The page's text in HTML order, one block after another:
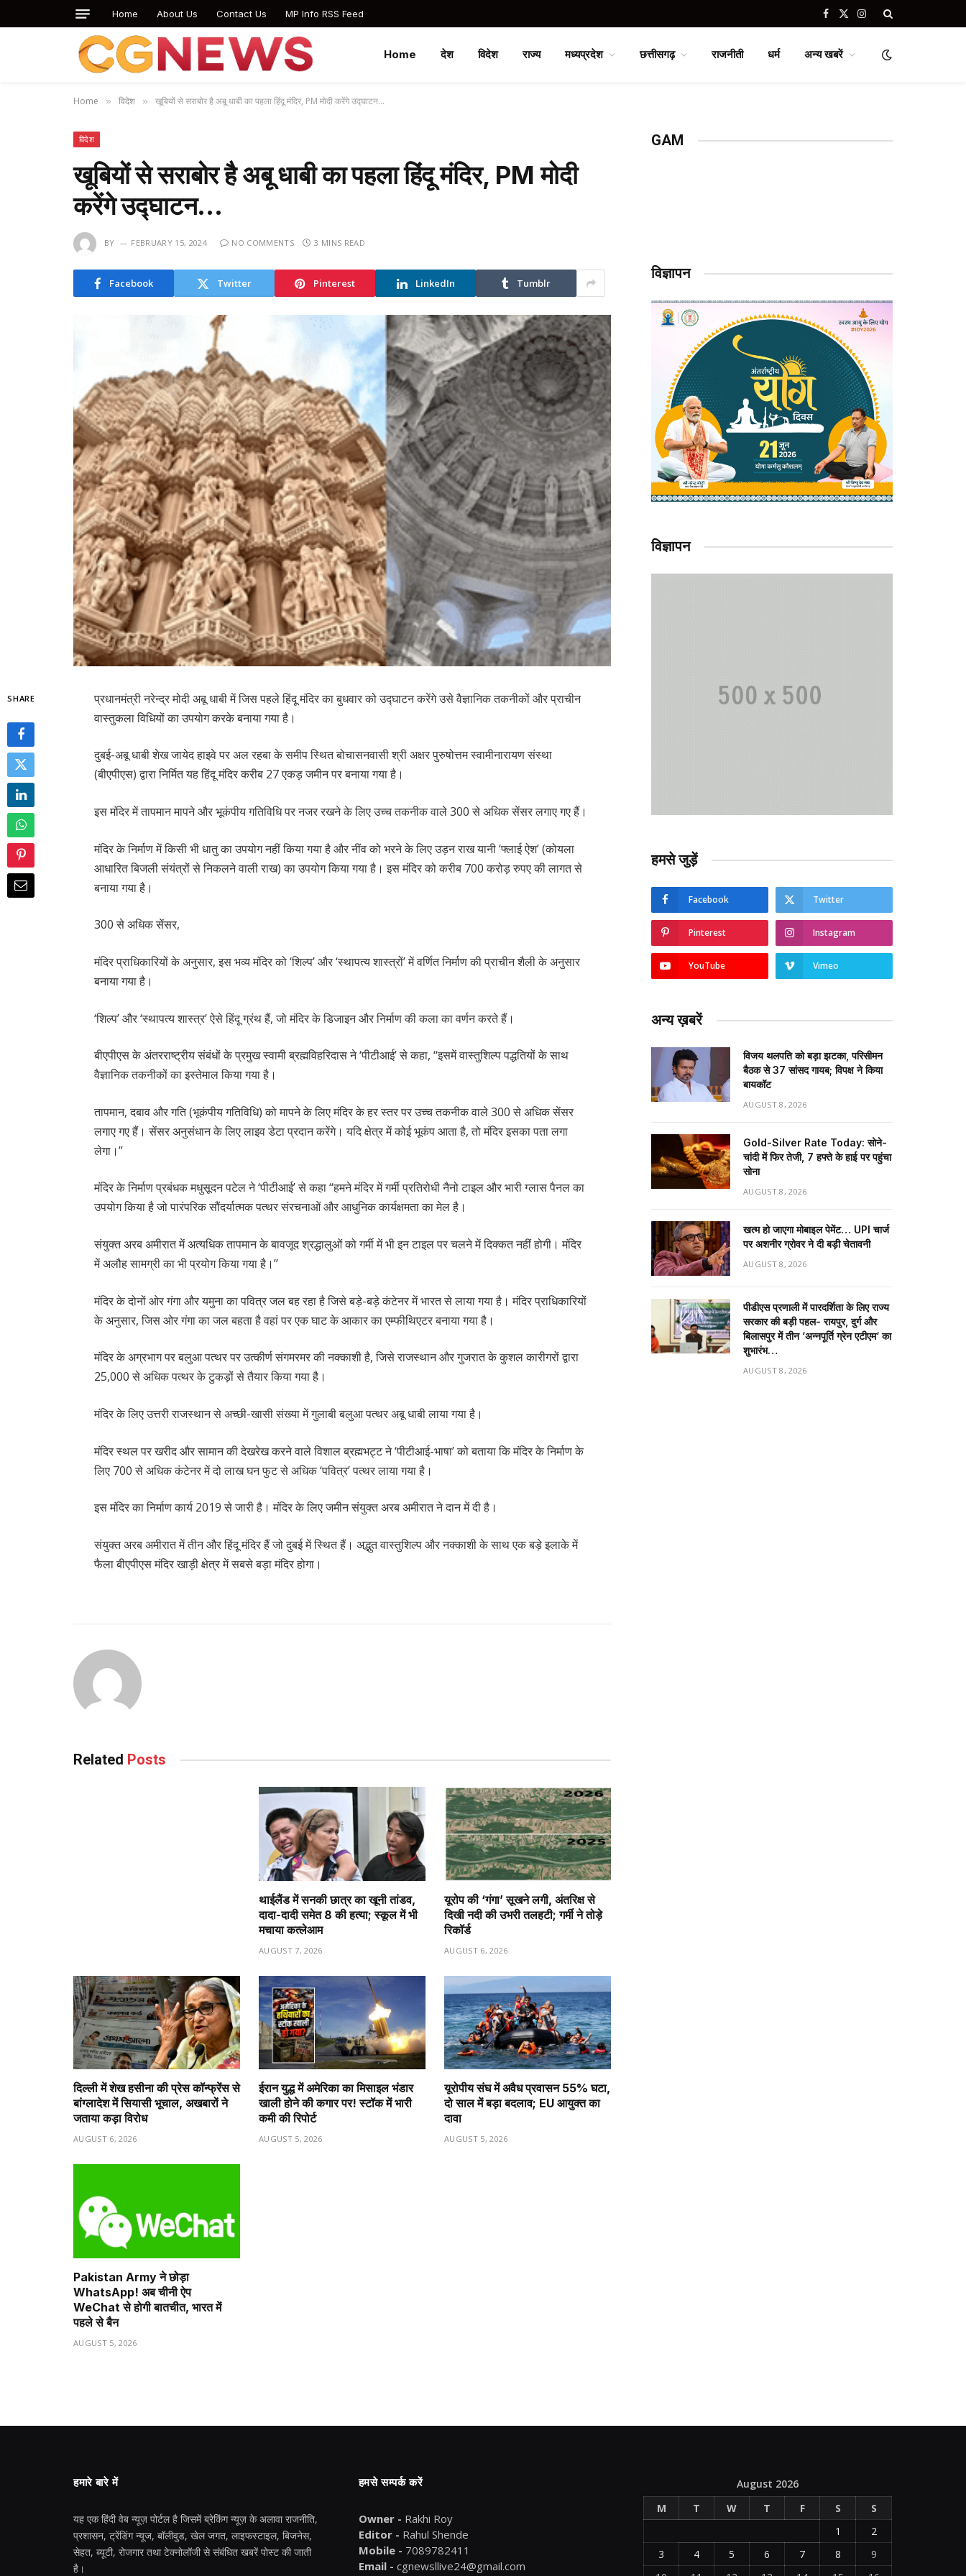
Home About Us Contact Us MP Info RSS Feed Facebook
X
Instagram
Home देश विदेश राज्य मध्यप्रदेश छत्तीसगढ़ राजनीती धर्म अन्य खबरें
Home » विदेश » खूबियों से सराबोर है अबू धाबी का पहला हिंदू मंदिर, PM मोदी करेंगे उद्घाटन…
विदेश
खूबियों से सराबोर है अबू धाबी का पहला हिंदू मंदिर, PM मोदी
करेंगे उद्घाटन…
BY FEBRUARY 15, 2024 NO COMMENTS 3 MINS READ
Facebook Twitter Pinterest LinkedIn Tumblr
SHARE
प्रधानमंत्री नरेन्द्र मोदी अबू धाबी में जिस पहले हिंदू मंदिर का बुधवार को उद्घाटन करेंगे उसे वैज्ञानिक तकनीकों और प्राचीन
वास्तुकला विधियों का उपयोग करके बनाया गया है।
दुबई-अबू धाबी शेख जायेद हाइवे पर अल रहबा के समीप स्थित बोचासनवासी श्री अक्षर पुरुषोत्तम स्वामीनारायण संस्था
(बीएपीएस) द्वारा निर्मित यह हिंदू मंदिर करीब 27 एकड़ जमीन पर बनाया गया है।
इस मंदिर में तापमान मापने और भूकंपीय गतिविधि पर नजर रखने के लिए उच्च तकनीक वाले 300 से अधिक सेंसर लगाए गए हैं।
मंदिर के निर्माण में किसी भी धातु का उपयोग नहीं किया गया है और नींव को भरने के लिए उड़न राख यानी ‘फ्लाई ऐश’ (कोयला
आधारित बिजली संयंत्रों से निकलने वाली राख) का उपयोग किया गया है। इस मंदिर को करीब 700 करोड़ रुपए की लागत से
बनाया गया है।
300 से अधिक सेंसर,
मंदिर प्राधिकारियों के अनुसार, इस भव्य मंदिर को ‘शिल्प’ और ‘स्थापत्य शास्त्रों’ में वर्णित निर्माण की प्राचीन शैली के अनुसार
बनाया गया है।
‘शिल्प’ और ‘स्थापत्य शास्त्र’ ऐसे हिंदू ग्रंथ हैं, जो मंदिर के डिजाइन और निर्माण की कला का वर्णन करते हैं।
बीएपीएस के अंतरराष्ट्रीय संबंधों के प्रमुख स्वामी ब्रह्मविहरिदास ने ‘पीटीआई’ से कहा, ‘‘इसमें वास्तुशिल्प पद्धतियों के साथ
वैज्ञानिक तकनीकों का इस्तेमाल किया गया है।
तापमान, दबाव और गति (भूकंपीय गतिविधि) को मापने के लिए मंदिर के हर स्तर पर उच्च तकनीक वाले 300 से अधिक सेंसर
लगाए गए हैं। सेंसर अनुसंधान के लिए लाइव डेटा प्रदान करेंगे। यदि क्षेत्र में कोई भूकंप आता है, तो मंदिर इसका पता लगा
लेगा।’’
मंदिर के निर्माण प्रबंधक मधुसूदन पटेल ने ‘पीटीआई’ से कहा ‘‘हमने मंदिर में गर्मी प्रतिरोधी नैनो टाइल और भारी ग्लास पैनल का
उपयोग किया है जो पारंपरिक सौंदर्यात्मक पत्थर संरचनाओं और आधुनिक कार्यक्षमता का मेल है।
संयुक्त अरब अमीरात में अत्यधिक तापमान के बावजूद श्रद्धालुओं को गर्मी में भी इन टाइल पर चलने में दिक्कत नहीं होगी। मंदिर
में अलौह सामग्री का भी प्रयोग किया गया है।’’
मंदिर के दोनों ओर गंगा और यमुना का पवित्र जल बह रहा है जिसे बड़े-बड़े कंटेनर में भारत से लाया गया है। मंदिर प्राधिकारियों
के अनुसार, जिस ओर गंगा का जल बहता है वहां पर एक घाट के आकार का एम्फीथिएटर बनाया गया है।
मंदिर के अग्रभाग पर बलुआ पत्थर पर उत्कीर्ण संगमरमर की नक्काशी है, जिसे राजस्थान और गुजरात के कुशल कारीगरों द्वारा
25,000 से अधिक पत्थर के टुकड़ों से तैयार किया गया है।
मंदिर के लिए उत्तरी राजस्थान से अच्छी-खासी संख्या में गुलाबी बलुआ पत्थर अबू धाबी लाया गया है।
मंदिर स्थल पर खरीद और सामान की देखरेख करने वाले विशाल ब्रह्मभट्ट ने ‘पीटीआई-भाषा’ को बताया कि मंदिर के निर्माण के
लिए 700 से अधिक कंटेनर में दो लाख घन फुट से अधिक ‘पवित्र’ पत्थर लाया गया है।
इस मंदिर का निर्माण कार्य 2019 से जारी है। मंदिर के लिए जमीन संयुक्त अरब अमीरात ने दान में दी है।
संयुक्त अरब अमीरात में तीन और हिंदू मंदिर हैं जो दुबई में स्थित हैं। अद्भुत वास्तुशिल्प और नक्काशी के साथ एक बड़े इलाके में
फैला बीएपीएस मंदिर खाड़ी क्षेत्र में सबसे बड़ा मंदिर होगा।
Related Posts
थाईलैंड में सनकी छात्र का खूनी तांडव,
दादा-दादी समेत 8 की हत्या; स्कूल में भी
मचाया कत्लेआम
AUGUST 7, 2026
यूरोप की ‘गंगा’ सूखने लगी, अंतरिक्ष से
दिखी नदी की उभरी तलहटी; गर्मी ने तोड़े
रिकॉर्ड
AUGUST 6, 2026
दिल्ली में शेख हसीना की प्रेस कॉन्फ्रेंस से
बांग्लादेश में सियासी भूचाल, अखबारों ने
जताया कड़ा विरोध
AUGUST 6, 2026
ईरान युद्ध में अमेरिका का मिसाइल भंडार
खाली होने की कगार पर! स्टॉक में भारी
कमी की रिपोर्ट
AUGUST 5, 2026
यूरोपीय संघ में अवैध प्रवासन 55% घटा,
दो साल में बड़ा बदलाव; EU आयुक्त का
दावा
AUGUST 5, 2026
Pakistan Army ने छोड़ा
WhatsApp! अब चीनी ऐप
WeChat से होगी बातचीत, भारत में
पहले से बैन
AUGUST 5, 2026
GAM
विज्ञापन
विज्ञापन
हमसे जुड़ें
Facebook Twitter
Pinterest Instagram
YouTube Vimeo
अन्य ख़बरें
विजय थलपति को बड़ा झटका, परिसीमन
बैठक से 37 सांसद गायब; विपक्ष ने किया
बायकॉट
AUGUST 8, 2026
Gold-Silver Rate Today: सोने-
चांदी में फिर तेजी, 7 हफ्ते के हाई पर पहुंचा
सोना
AUGUST 8, 2026
खत्म हो जाएगा मोबाइल पेमेंट… UPI चार्ज
पर अशनीर ग्रोवर ने दी बड़ी चेतावनी
AUGUST 8, 2026
पीडीएस प्रणाली में पारदर्शिता के लिए राज्य
सरकार की बड़ी पहल- रायपुर, दुर्ग और
बिलासपुर में तीन ‘अन्नपूर्ति ग्रेन एटीएम‘ का
शुभारंभ…
AUGUST 8, 2026
हमारे बारे में
यह एक हिंदी वेब न्यूज़ पोर्टल है जिसमें ब्रेकिंग न्यूज़ के अलावा राजनीति,
प्रशासन, ट्रेंडिंग न्यूज, बॉलीवुड, खेल जगत, लाइफस्टाइल, बिजनेस,
सेहत, ब्यूटी, रोजगार तथा टेक्नोलॉजी से संबंधित खबरें पोस्ट की जाती
है।
हमसे सम्पर्क करें
Owner - Rakhi Roy
Editor - Rahul Shende
Mobile - 7089782411
Email - cgnewsllive24@gmail.com
August 2026
M
T W T F S
S
1
2
3
4 5 6 7 8
9